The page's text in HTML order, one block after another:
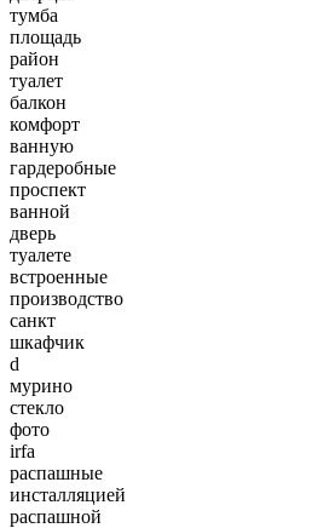
тумба
площадь
район
туалет
балкон
комфорт
ванную
гардеробные
проспект
ванной
дверь
туалете
встроенные
производство
санкт
шкафчик
d
мурино
стекло
фото
irfa
распашные
инсталляцией
распашной